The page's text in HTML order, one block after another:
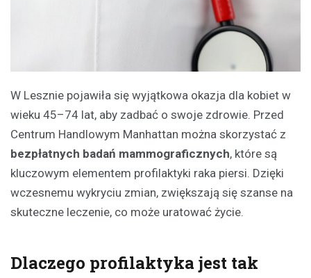
W Lesznie pojawiła się wyjątkowa okazja dla kobiet w
wieku 45–74 lat, aby zadbać o swoje zdrowie. Przed
Centrum Handlowym Manhattan można skorzystać z
bezpłatnych badań mammograficznych, które są
kluczowym elementem profilaktyki raka piersi. Dzięki
wczesnemu wykryciu zmian, zwiększają się szanse na
skuteczne leczenie, co może uratować życie.
Dlaczego profilaktyka jest tak